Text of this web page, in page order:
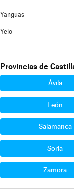
Yanguas
Yelo
Provincias de
Ávila
León
Salamanca
Soria
Zamora